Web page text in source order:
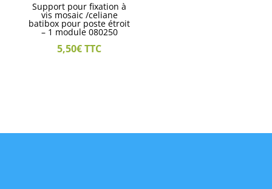
Support pour fixation à
vis mosaic /celiane
batibox pour poste étroit
– 1 module 080250
5,50€TTC